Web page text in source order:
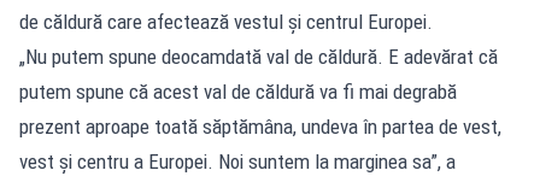
de căldură care afectează vestul și centrul Europei.
„Nu putem spune deocamdată val de căldură. E adevărat că
putem spune că acest val de căldură va fi mai degrabă
prezent aproape toată săptămâna, undeva în partea de vest,
vest și centru a Europei. Noi suntem la marginea sa”, a